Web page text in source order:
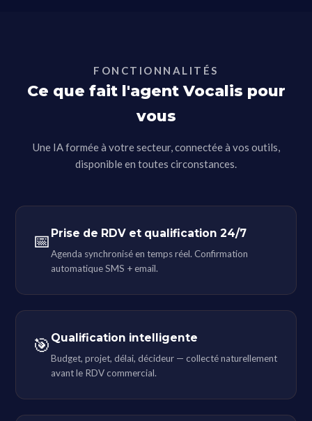
FONCTIONNALITÉS
Ce que fait l'agent Vocalis pour
vous
Une IA formée à votre secteur, connectée à vos outils,
disponible en toutes circonstances.
📅 Prise de RDV et qualification 24/7
Agenda synchronisé en temps réel. Confirmation
automatique SMS + email.
🎯 Qualification intelligente
Budget, projet, délai, décideur — collecté naturellement
avant le RDV commercial.